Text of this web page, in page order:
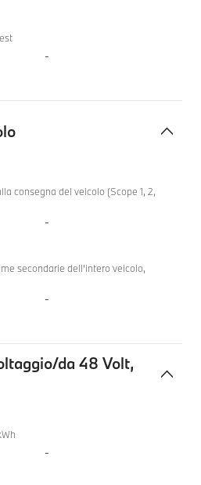
-
consegna del veicolo (Scope 1, 2,
-
secondarie dell'intero veicolo,
-
da 48 Volt,
-